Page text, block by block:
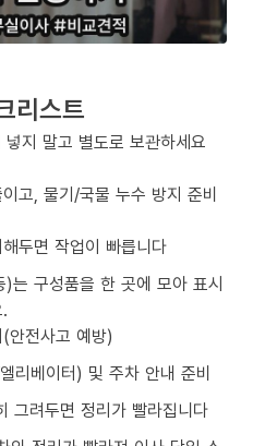
리스트
넣지 말고 별도로 보관하세요
고, 물기/국물 누수 방지 준비
두면 작업이 빠릅니다
는 구성품을 한 곳에 모아 표시
안전사고 예방)
리베이터) 및 주차 안내 준비
그려두면 정리가 빨라집니다